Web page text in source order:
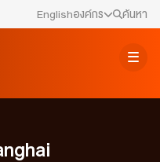
า
Englishองค์กร
ชาสัมพันธ์
มการนโยบาย ส.ส.ท.
ค้นหา